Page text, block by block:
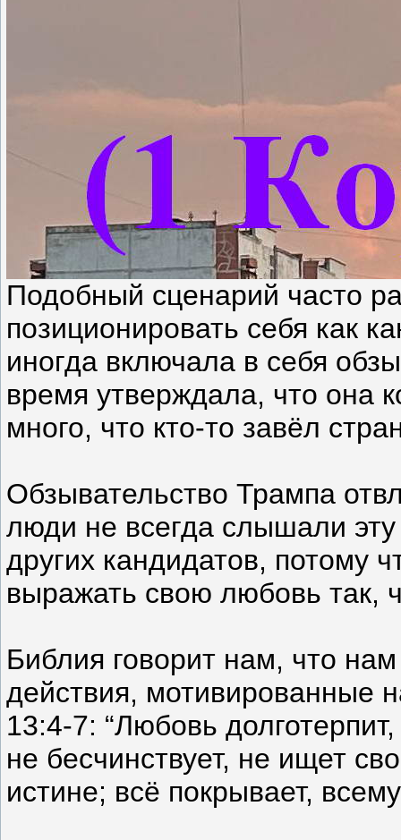
Подобный сценарий часто
позиционировать себя как
иногда включала в себя
время утверждала, что она
много, что кто-то завёл
Обзывательство Трампа
люди не всегда слышали
других кандидатов, потому
выражать свою любовь так,
Библия говорит нам, что
действия, мотивированные
13:4-7: “Любовь
не бесчинствует, не ищет
истине; всё покрывает,